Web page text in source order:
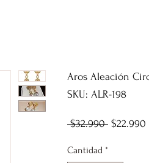
Aros Aleación
SKU: ALR-198
$32.990 Precio
$22.990
Cantidad *